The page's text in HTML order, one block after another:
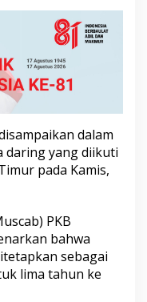
dalam
daring yang diikuti
pada Kamis,
PKB
bahwa
sebagai
lima tahun ke